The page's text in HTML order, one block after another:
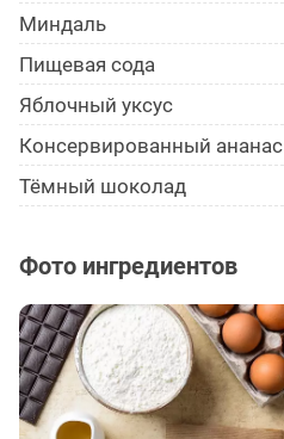
Миндаль
Пищевая сода
Яблочный уксус
Консервированный ананас
Тёмный шоколад
Фото ингредиентов